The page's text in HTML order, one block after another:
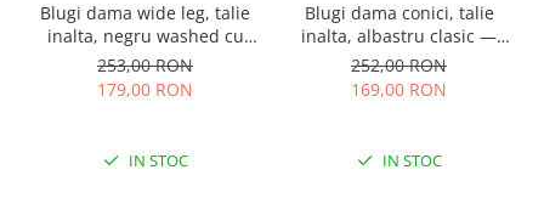
Blugi dama wide leg, talie
inalta, negru washed cu
buzunar cu strasuri —
Britney
253,00 RON
179,00 RON
IN STOC
Blugi dama conici, talie
inalta, albastru clasic —
Holly
252,00 RON
169,00 RON
IN STOC